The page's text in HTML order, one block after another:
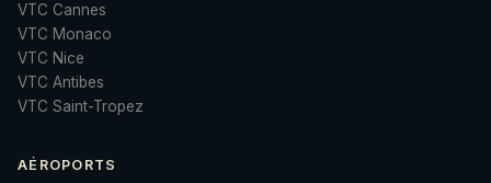
VTC Cannes
VTC Monaco
VTC Nice
VTC Antibes
VTC Saint-Tropez
AÉROPORTS